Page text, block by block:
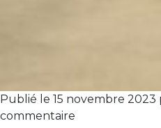
Publié le 15 novembre 2023
commentaire